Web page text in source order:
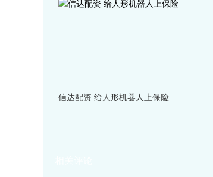
信达配资 给人形机器人上保险